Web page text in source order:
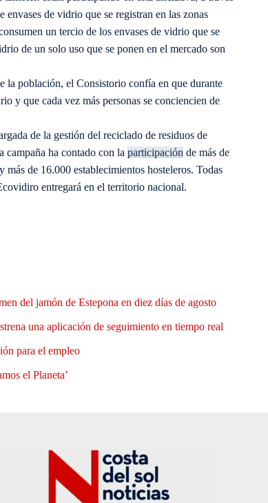
envases de vidrio que se registran en las zonas
un tercio de los envases de vidrio que se
de un solo uso que se ponen en el mercado son
la población, el Consistorio confía en que durante
y que cada vez más personas se conciencien de
de la gestión del reciclado de residuos de
campaña ha contado con la participación de más de
de 16.000 establecimientos hosteleros. Todas
entregará en el territorio nacional.
del jamón de Estepona en diez días de agosto
una aplicación de seguimiento en tiempo real
para el empleo
el Planeta’